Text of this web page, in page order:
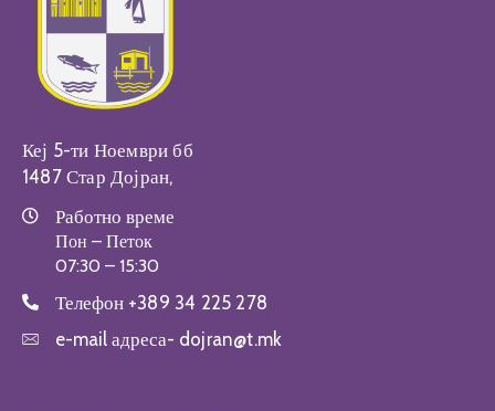
Кеј 5-ти Ноември бб
1487 Стар Дојран,
Работно време
Пон – Петок
07:30 – 15:30
Телефон +389 34 225 278
e-mail адреса- dojran@t.mk